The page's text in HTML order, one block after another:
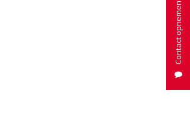
Contact opnemen